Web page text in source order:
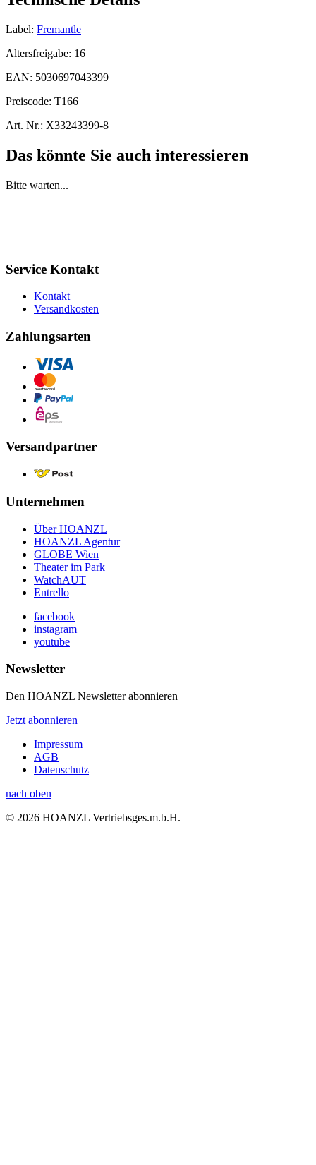
Label: Fremantle
Altersfreigabe: 16
EAN: 5030697043399
Preiscode: T166
Art. Nr.: X33243399-8
Das könnte Sie auch interessieren
Bitte warten...
Service Kontakt
Kontakt
Versandkosten
Zahlungsarten
Versandpartner
Unternehmen
Über HOANZL
HOANZL Agentur
GLOBE Wien
Theater im Park
WatchAUT
Entrello
facebook
instagram
youtube
Newsletter
Den HOANZL Newsletter abonnieren
Jetzt abonnieren
Impressum
AGB
Datenschutz
nach oben
© 2026 HOANZL Vertriebsges.m.b.H.